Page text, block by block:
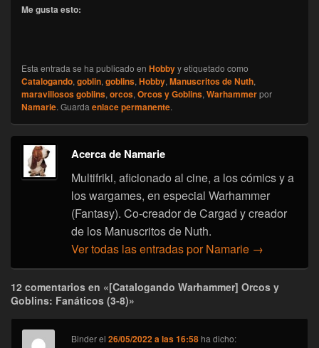
Me gusta esto:
Esta entrada se ha publicado en Hobbyy etiquetado como
Catalogando, goblin, goblins, Hobby, Manuscritos de Nuth,
maravillosos goblins, orcos, Orcos y Goblins, Warhammerpor
Namarie. Guarda enlace permanente.
Acerca de Namarie
Multifriki, aficionado al cine, a los cómics y a
los wargames, en especial Warhammer
(Fantasy). Co-creador de Cargad y creador
de los Manuscritos de Nuth.
Ver todas las entradas por Namarie →
12 comentarios en «[Catalogando Warhammer] Orcos y
Goblins: Fanáticos (3-8)»
Binderel26/05/2022 a las 16:58 ha dicho: